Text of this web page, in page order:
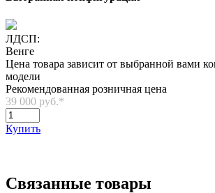
ЛДСП:
Венге
Цена товара зависит от выбранной вами
модели
Рекомендованная розничная цена
39 000 руб.*
Купить
Связанные товары